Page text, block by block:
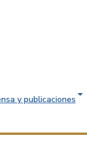
y publicaciones